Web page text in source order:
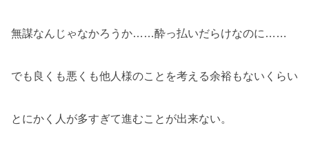
無謀なんじゃなかろうか……酔っ払いだらけなのに……
でも良くも悪くも他人様のことを考える余裕もないくらい
とにかく人が多すぎて進むことが出来ない。